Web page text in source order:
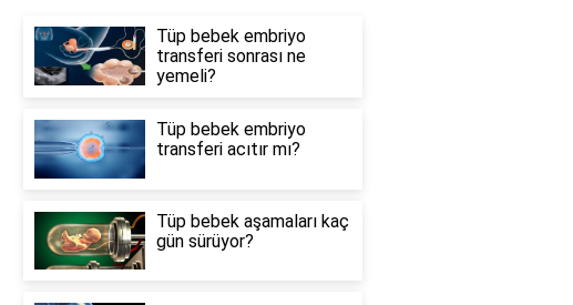
Tüp bebek embriyo
transferi sonrası ne
yemeli?
Tüp bebek embriyo
transferi acıtır mı?
Tüp bebek aşamaları kaç
gün sürüyor?